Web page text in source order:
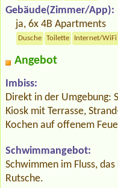
Gebäude(Zimmer/App):
ja, 6x 4B Apartments
Dusche Toilette Internet/WiFi
Angebot
Imbiss:
Direkt in der Umgebung:
Kiosk mit Terrasse,
Kochen auf offenem
Schwimmangebot:
Schwimmen im Fluss,
Rutsche.